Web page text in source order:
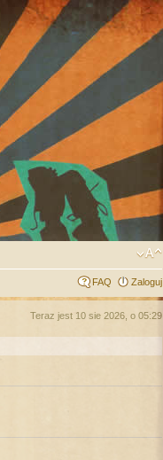
FAQ Zaloguj
Teraz jest 10 sie 2026, o 05:29